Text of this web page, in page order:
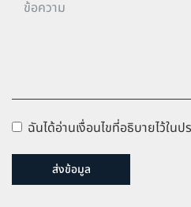
ฉันได้อ่านเงื่อนไขที่อธิบายไว้ใน
ส่งข้อมูล